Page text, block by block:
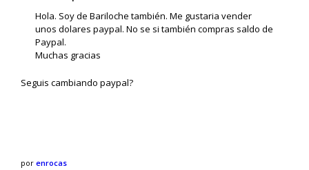
Hola. Soy de Bariloche también. Me gustaria vender
unos dolares paypal. No se si también compras saldo de
Paypal.
Muchas gracias
Seguis cambiando paypal?
por enrocas